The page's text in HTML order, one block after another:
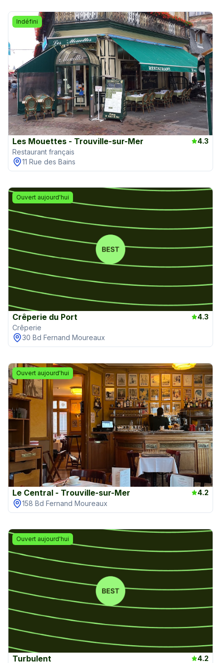
Indéfini
Les Mouettes - Trouville-sur-Mer
4.3
Restaurant français
11 Rue des Bains
Ouvert aujourd'hui
Crêperie du Port
4.3
Crêperie
30 Bd Fernand Moureaux
Ouvert aujourd'hui
Le Central - Trouville-sur-Mer
4.2
158 Bd Fernand Moureaux
Ouvert aujourd'hui
Turbulent 4.2